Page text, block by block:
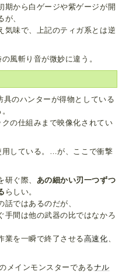
期から白ゲージや紫ゲージが開
、
気味で、上記のティガ系とは逆
風斬り音が微妙に違う。
具のハンターが得物としている
の仕組みまで映像化されてい
用している。…が、ここで衝撃
ぐ際、 あの細かい刃一つずつ
らしい。
ではあるのだが、
手間は他の武器の比ではなかろ
業を一瞬で終了させる高速化
メインモンスターであるナル